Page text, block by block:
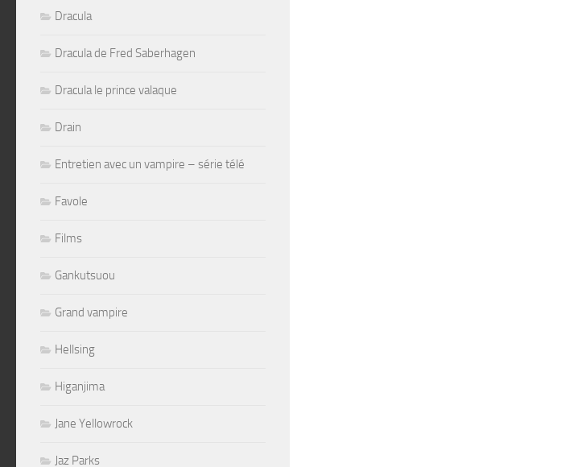
Dracula
Dracula de Fred Saberhagen
Dracula le prince valaque
Drain
Entretien avec un vampire – série télé
Favole
Films
Gankutsuou
Grand vampire
Hellsing
Higanjima
Jane Yellowrock
Jaz Parks